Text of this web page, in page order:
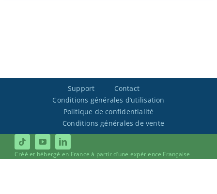
Support
Contact
Conditions générales d’utilisation
Politique de confidentialité
Conditions générales de vente
Créé et hébergé en France à partir d’une expérience Française